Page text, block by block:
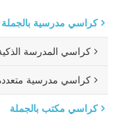
كراسي مدرسية بالجملة
كراسي المدرسة
كراسي مدرسية
كراسي مكتب بالجملة